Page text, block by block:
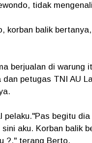
tidak
korban balik
berjualan di warung
petugas TNI AU
pelaku."Pas begitu dia
aku. Korban balik
?," terang Berto.